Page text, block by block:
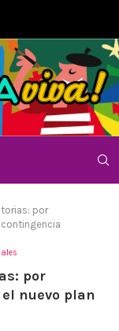
por
por
nuevo plan